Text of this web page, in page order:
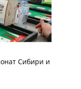
Сибири и